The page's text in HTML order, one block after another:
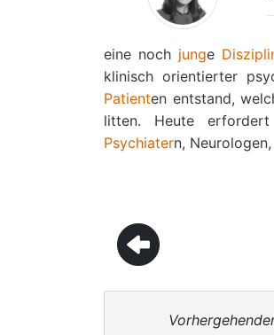
eine noch junge
klinisch orientierter
Patienten entstand,
litten. Heute erfordert
Psychiatern,